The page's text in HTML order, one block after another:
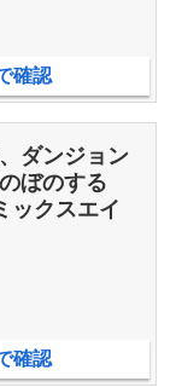
確認
ダンジョン
ぼのする
ックスエイ
確認